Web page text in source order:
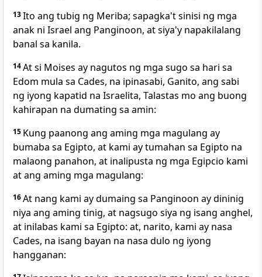
13Ito ang tubig ng Meriba; sapagka't sinisi ng mga
anak ni Israel ang Panginoon, at siya'y napakilalang
banal sa kanila.
14At si Moises ay nagutos ng mga sugo sa hari sa
Edom mula sa Cades, na ipinasabi, Ganito, ang sabi
ng iyong kapatid na Israelita, Talastas mo ang buong
kahirapan na dumating sa amin:
15 Kung paanong ang aming mga magulang ay
bumaba sa Egipto, at kami ay tumahan sa Egipto na
malaong panahon, at inalipusta ng mga Egipcio kami
at ang aming mga magulang:
16At nang kami ay dumaing sa Panginoon ay dininig
niya ang aming tinig, at nagsugo siya ng isang anghel,
at inilabas kami sa Egipto: at, narito, kami ay nasa
Cades, na isang bayan na nasa dulo ng iyong
hangganan: